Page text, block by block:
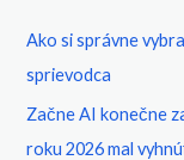
Ako si správne
sprievodca​
Začne AI konečne
roku 2026 mal